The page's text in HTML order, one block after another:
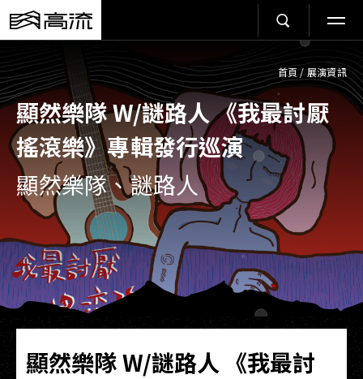
首頁/展演資訊
顯然樂隊 W/謎路人 《我最討厭
搖滾樂》專輯發行巡演
顯然樂隊、謎路人
顯然樂隊 W/謎路人 《我最討